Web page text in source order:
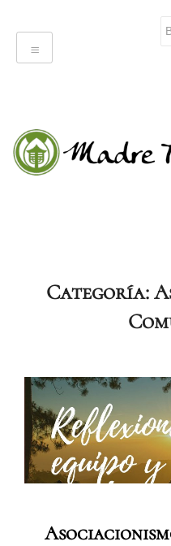
Categoría: